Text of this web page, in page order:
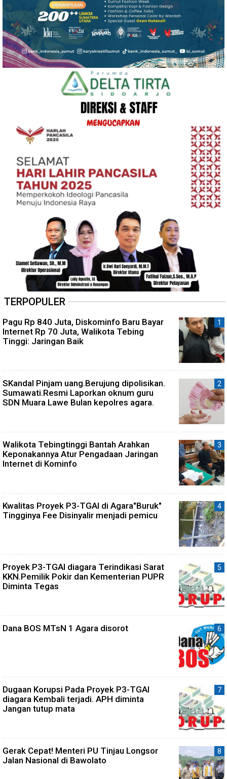
TERPOPULER
Pagu Rp 840 Juta, Diskominfo Baru Bayar
Internet Rp 70 Juta, Walikota Tebing
Tinggi: Jaringan Baik
SKandal Pinjam uang.Berujung dipolisikan.
Sumawati.Resmi Laporkan oknum guru
SDN Muara Lawe Bulan kepolres agara.
Walikota Tebingtinggi Bantah Arahkan
Keponakannya Atur Pengadaan Jaringan
Internet di Kominfo
Kwalitas Proyek P3-TGAI di Agara"Buruk"
Tingginya Fee Disinyalir menjadi pemicu
Proyek P3-TGAI diagara Terindikasi Sarat
KKN.Pemilik Pokir dan Kementerian PUPR
Diminta Tegas
Dana BOS MTsN 1 Agara disorot
Dugaan Korupsi Pada Proyek P3-TGAI
diagara Kembali terjadi. APH diminta
Jangan tutup mata
Gerak Cepat! Menteri PU Tinjau Longsor
Jalan Nasional di Bawolato